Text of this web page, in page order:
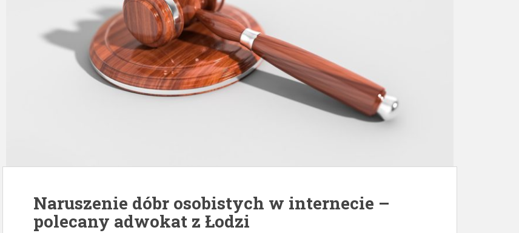
Naruszenie dóbr osobistych w internecie –
polecany adwokat z Łodzi